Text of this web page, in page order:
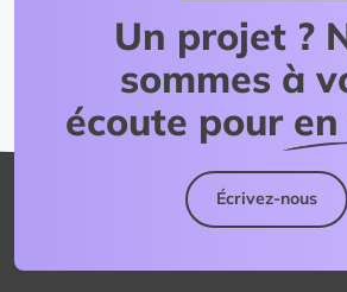
Un projet ?
sommes à
écoute pour
Écrivez-nous